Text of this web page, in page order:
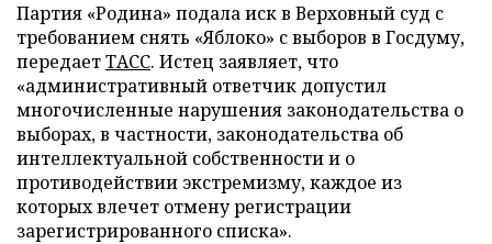
Партия «Родина» подала иск в Верховный суд с
требованием снять «Яблоко» с выборов в Госдуму,
передаетТАСС. Истец заявляет, что
«административный ответчик допустил
многочисленные нарушения законодательства о
выборах, в частности, законодательства об
интеллектуальной собственности и о
противодействии экстремизму, каждое из
которых влечет отмену регистрации
зарегистрированного списка».